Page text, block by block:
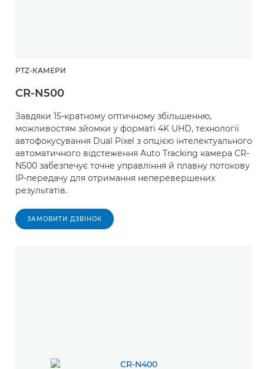
PTZ-КАМЕРИ
CR-N500
Завдяки 15-кратному оптичному збільшенню,
можливостям зйомки у форматі 4K UHD, технології
автофокусування Dual Pixel з опцією інтелектуального
автоматичного відстеження Auto Tracking камера CR-
N500 забезпечує точне управління й плавну потокову
IP-передачу для отримання неперевершених
результатів.
ЗАМОВИТИ ДЗВІНОК